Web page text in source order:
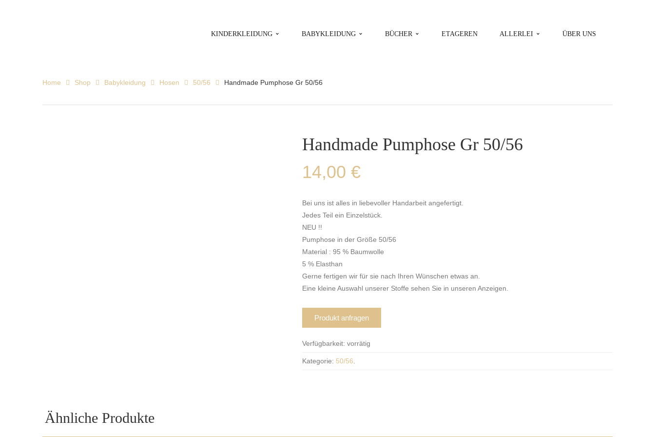
KINDERKLEIDUNG BABYKLEIDUNG BÜCHER ETAGEREN ALLERLEI ÜBER UNS
Home Shop Babykleidung Hosen 50/56 Handmade Pumphose Gr 50/56
Handmade Pumphose Gr 50/56
14,00€
Bei uns ist alles in liebevoller Handarbeit angefertigt.
Jedes Teil ein Einzelstück.
NEU !!
Pumphose in der Größe 50/56
Material : 95 % Baumwolle
5 % Elasthan
Gerne fertigen wir für sie nach Ihren Wünschen etwas an.
Eine kleine Auswahl unserer Stoffe sehen Sie in unseren Anzeigen.
Produkt anfragen
Verfügbarkeit: vorrätig
Kategorie: 50/56
Ähnliche Produkte